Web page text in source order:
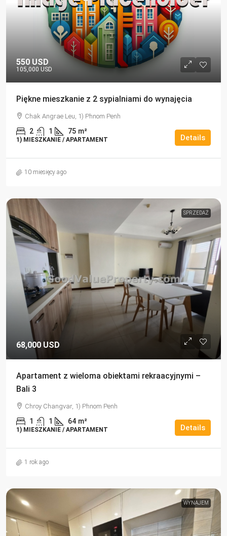
550 USD
105,000 USD
Piękne mieszkanie z 2 sypialniami do wynajęcia
Chak Angrae Leu, 1) Phnom Penh
2 1 75 m²
1) MIESZKANIE / APARTAMENT Details
10 miesięcy ago
SPRZEDAŻ
68,000 USD
Apartament z wieloma obiektami rekraacyjnymi –
Bali 3
Chroy Changvar, 1) Phnom Penh
1 1 64 m²
1) MIESZKANIE / APARTAMENT Details
1 rok ago
WYNAJEM